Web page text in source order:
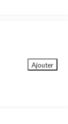
Ajouter